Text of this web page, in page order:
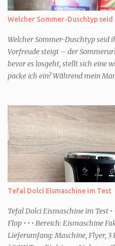
Welcher Sommer-Duschtyp seid
Welcher Sommer-Duschtyp seid
Vorfreude steigt – der
bevor es losgeht, stellt sich eine
packe ich ein? Während mein
Urlaub Entspannung und
uns doch herausfinden, welcher
GENIESSER Egal, ob Strand
gutes Essen, ein guter Wein
dazu. Ihr liebt es
einfach jeden Moment. Dann
Hier empfehle ich tatsächlich
einem frisch-fruchtigen Duft, wie
“ Sommer Flirt ...
Tefal Dolci Eismaschine im Test
Tefal Dolci Eismaschine im Test
Flop • • • Bereich: Eismaschine
Lieferumfang: Maschine, Flyer, 3